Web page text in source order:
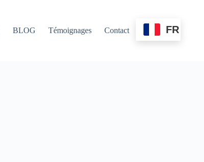
BLOG Témoignages Contact FR